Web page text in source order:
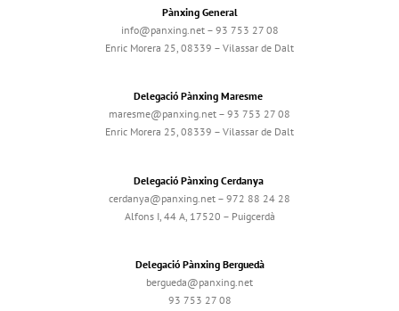
Pànxing General
info@panxing.net – 93 753 27 08
Enric Morera 25, 08339 – Vilassar de Dalt
Delegació Pànxing Maresme
maresme@panxing.net – 93 753 27 08
Enric Morera 25, 08339 – Vilassar de Dalt
Delegació Pànxing Cerdanya
cerdanya@panxing.net – 972 88 24 28
Alfons I, 44 A, 17520 – Puigcerdà
Delegació Pànxing Berguedà
bergueda@panxing.net
93 753 27 08